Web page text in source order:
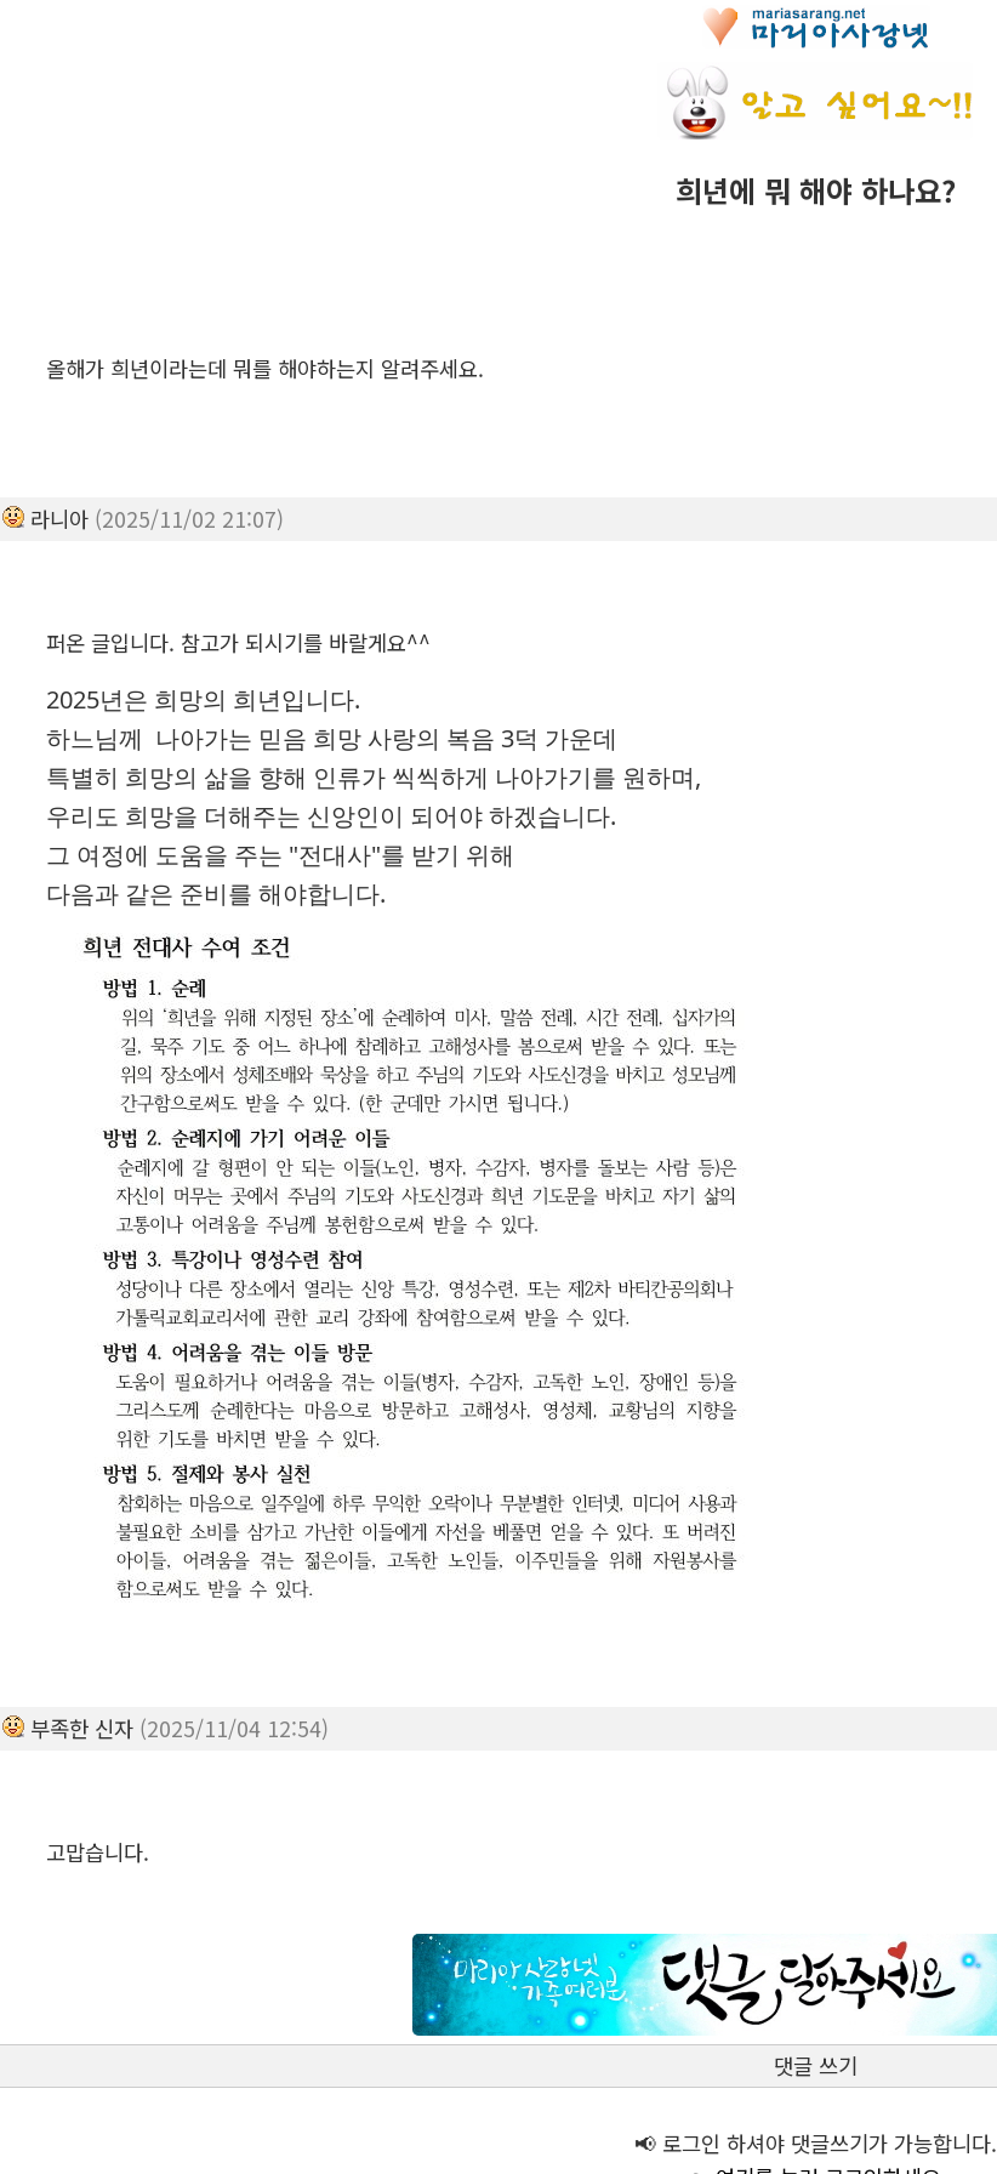
희년에 뭐 해야 하나요?
올해가 희년이라는데 뭐를 해야하는지 알려주세요.
라니아 (2025/11/02 21:07)
퍼온 글입니다. 참고가 되시기를 바랄게요^^
2025년은 희망의 희년입니다.
하느님께 나아가는 믿음 희망 사랑의 복음 3덕 가운데
특별히 희망의 삶을 향해 인류가 씩씩하게 나아가기를 원하며,
우리도 희망을 더해주는 신앙인이 되어야 하겠습니다.
그 여정에 도움을 주는 "전대사"를 받기 위해
다음과 같은 준비를 해야합니다.
부족한 신자 (2025/11/04 12:54)
고맙습니다.
댓글 쓰기
📢 로그인 하셔야 댓글쓰기가 가능합니다.